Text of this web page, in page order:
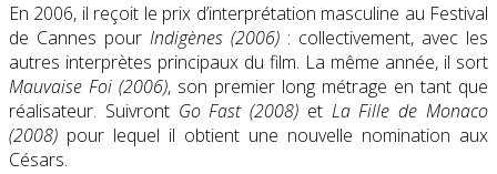
En 2006, il reçoit le prix d’interprétation masculine au Festival
de Cannes pour Indigènes (2006) : collectivement, avec les
autres interprètes principaux du film. La même année, il sort
Mauvaise Foi (2006), son premier long métrage en tant que
réalisateur. Suivront Go Fast (2008) et La Fille de Monaco
(2008) pour lequel il obtient une nouvelle nomination aux
Césars.